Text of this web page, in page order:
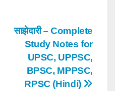
साझेदारी – Complete
Study Notes for
UPSC, UPPSC,
BPSC, MPPSC,
RPSC (Hindi)